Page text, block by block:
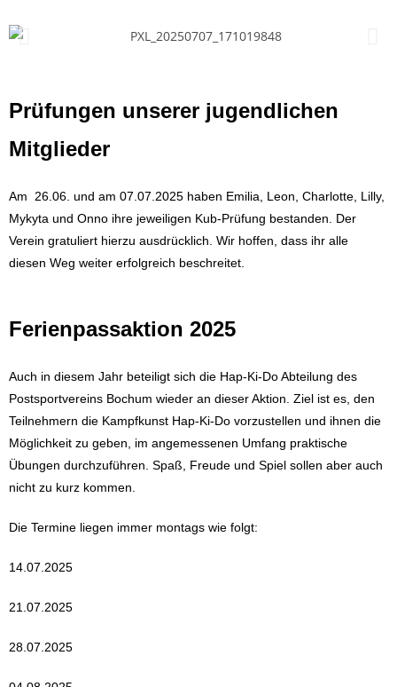
Prüfungen unserer jugendlichen
Mitglieder
Am 26.06. und am 07.07.2025 haben Emilia, Leon, Charlotte, Lilly,
Mykyta und Onno ihre jeweiligen Kub-Prüfung bestanden. Der
Verein gratuliert hierzu ausdrücklich. Wir hoffen, dass ihr alle
diesen Weg weiter erfolgreich beschreitet.
Ferienpassaktion 2025
Auch in diesem Jahr beteiligt sich die Hap-Ki-Do Abteilung des
Postsportvereins Bochum wieder an dieser Aktion. Ziel ist es, den
Teilnehmern die Kampfkunst Hap-Ki-Do vorzustellen und ihnen die
Möglichkeit zu geben, im angemessenen Umfang praktische
Übungen durchzuführen. Spaß, Freude und Spiel sollen aber auch
nicht zu kurz kommen.
Die Termine liegen immer montags wie folgt:
14.07.2025
21.07.2025
28.07.2025